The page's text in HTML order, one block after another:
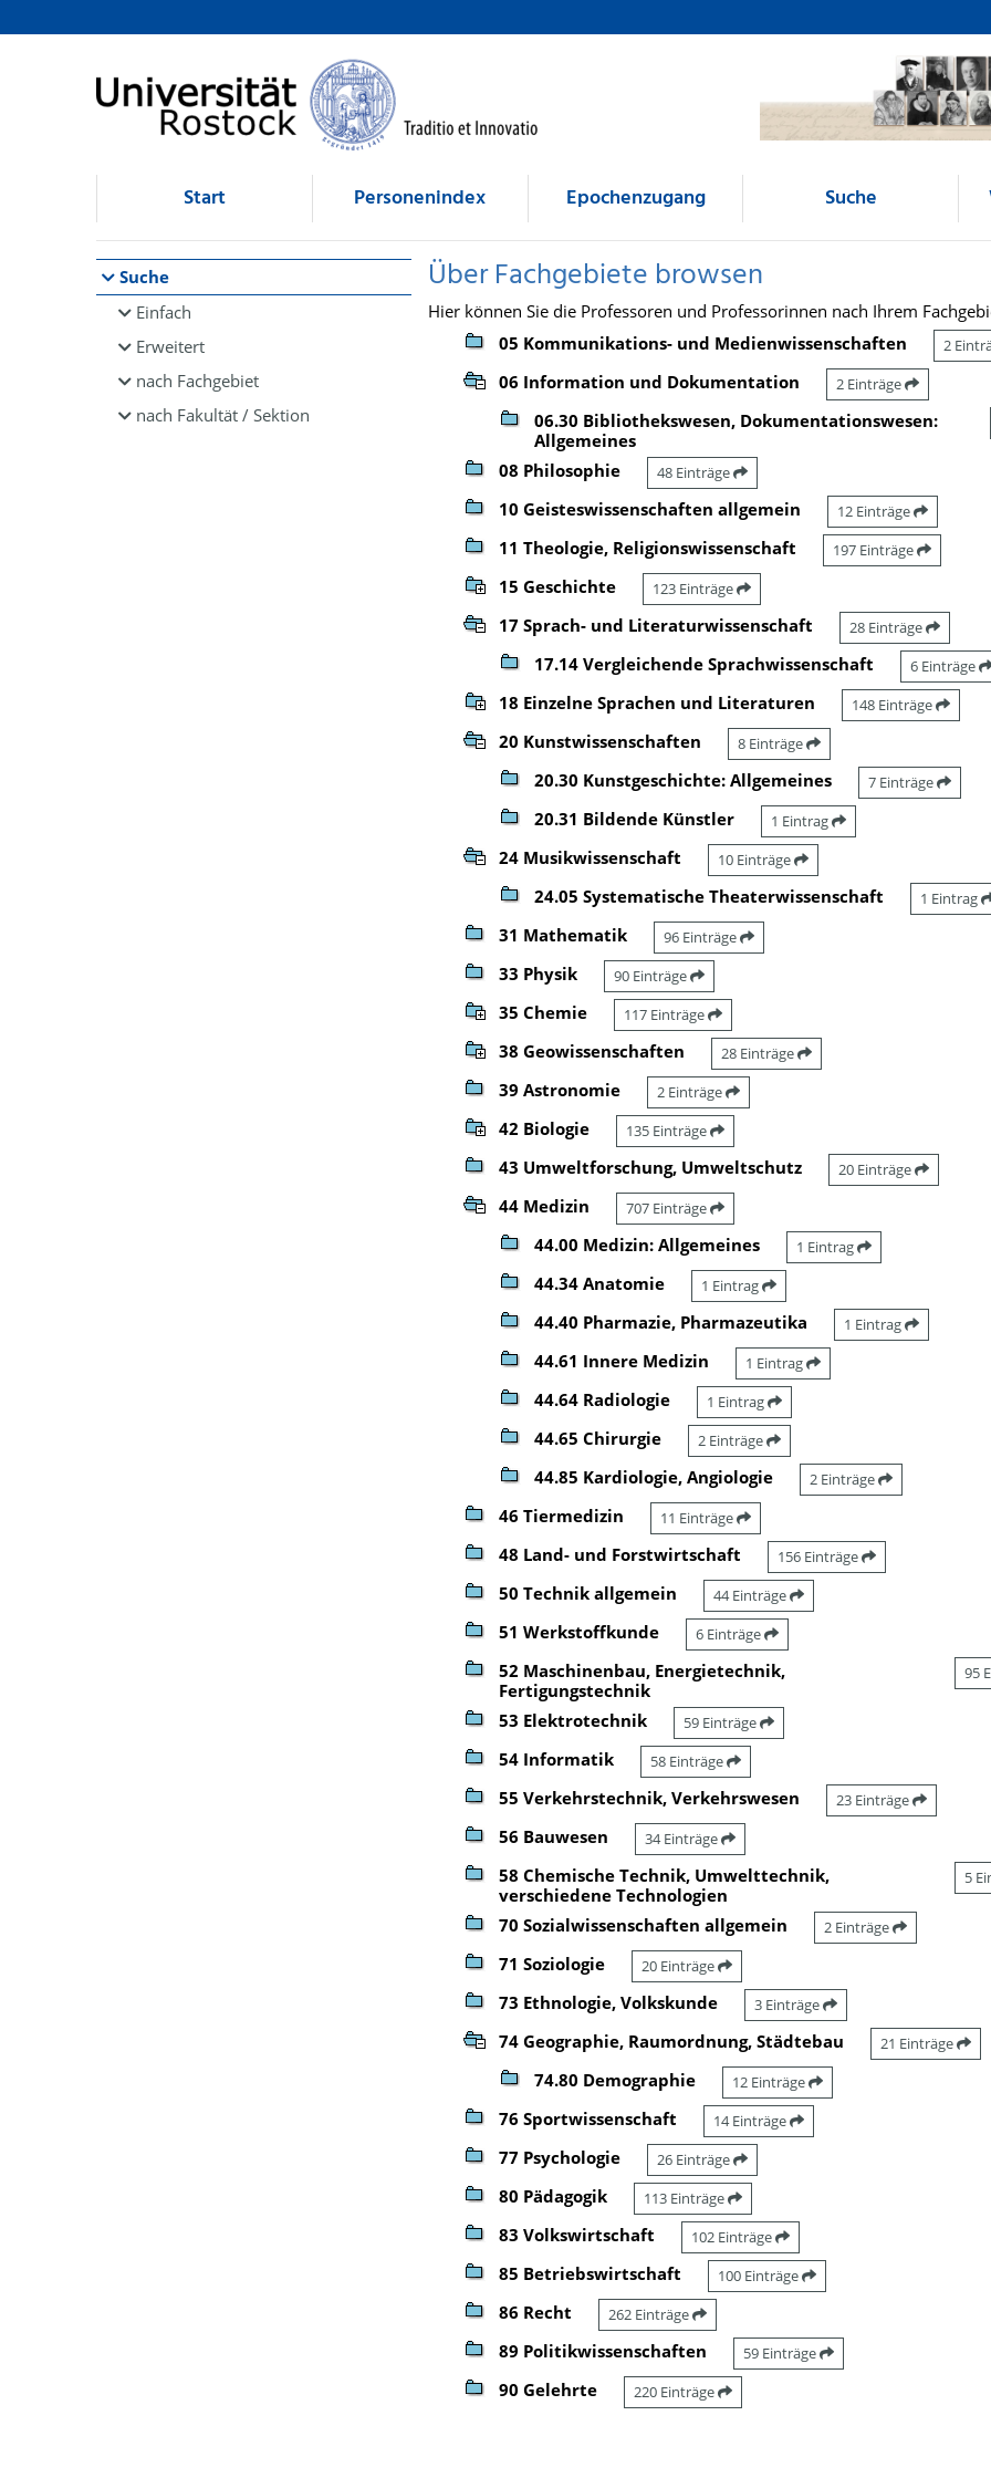
Browsen
direkt zum Inhalt
Start Personenindex Epochenzugang Suche
Suche
Einfach
Erweitert
nach Fachgebiet
nach Fakultät / Sektion
Über Fachgebiete browsen
Hier können Sie die Professoren und Professorinnen nach Ihrem
05 Kommunikations- und Medienwissenschaften
2
06 Information und Dokumentation 2 Einträge
06.30 Bibliothekswesen, Dokumentationswesen:
Allgemeines
08 Philosophie 48 Einträge
10 Geisteswissenschaften allgemein 12 Einträge
11 Theologie, Religionswissenschaft 197 Einträge
15 Geschichte 123 Einträge
17 Sprach- und Literaturwissenschaft 28 Einträge
17.14 Vergleichende Sprachwissenschaft 6 Einträge
18 Einzelne Sprachen und Literaturen 148 Einträge
20 Kunstwissenschaften 8 Einträge
20.30 Kunstgeschichte: Allgemeines 7 Einträge
20.31 Bildende Künstler 1 Eintrag
24 Musikwissenschaft 10 Einträge
24.05 Systematische Theaterwissenschaft 1 Eintrag
31 Mathematik 96 Einträge
33 Physik 90 Einträge
35 Chemie 117 Einträge
38 Geowissenschaften 28 Einträge
39 Astronomie 2 Einträge
42 Biologie 135 Einträge
43 Umweltforschung, Umweltschutz 20 Einträge
44 Medizin 707 Einträge
44.00 Medizin: Allgemeines 1 Eintrag
44.34 Anatomie 1 Eintrag
44.40 Pharmazie, Pharmazeutika 1 Eintrag
44.61 Innere Medizin 1 Eintrag
44.64 Radiologie 1 Eintrag
44.65 Chirurgie 2 Einträge
44.85 Kardiologie, Angiologie 2 Einträge
46 Tiermedizin 11 Einträge
48 Land- und Forstwirtschaft 156 Einträge
50 Technik allgemein 44 Einträge
51 Werkstoffkunde 6 Einträge
52 Maschinenbau, Energietechnik,
Fertigungstechnik
95
53 Elektrotechnik 59 Einträge
54 Informatik 58 Einträge
55 Verkehrstechnik, Verkehrswesen 23 Einträge
56 Bauwesen 34 Einträge
58 Chemische Technik, Umwelttechnik,
verschiedene Technologien
5
70 Sozialwissenschaften allgemein 2 Einträge
71 Soziologie 20 Einträge
73 Ethnologie, Volkskunde 3 Einträge
74 Geographie, Raumordnung, Städtebau 21 Einträge
74.80 Demographie 12 Einträge
76 Sportwissenschaft 14 Einträge
77 Psychologie 26 Einträge
80 Pädagogik 113 Einträge
83 Volkswirtschaft 102 Einträge
85 Betriebswirtschaft 100 Einträge
86 Recht 262 Einträge
89 Politikwissenschaften 59 Einträge
90 Gelehrte 220 Einträge